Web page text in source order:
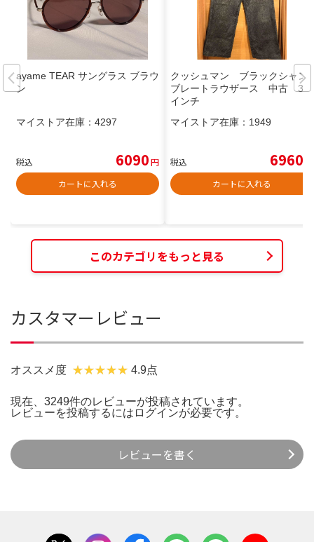
ayame TEAR サングラス ブラウ
ン
マイストア在庫： 4297
税込 6090円
カートに入れる
クッシュマン ブラックシャン
ブレートラウザース 中古 34
インチ
マイストア在庫： 1949
税込 6960
カートに入れる
このカテゴリをもっと見る
カスタマーレビュー
オススメ度 4.9点
現在、3249件のレビューが投稿されています。
レビューを投稿するには ログインが必要です。
レビューを書く